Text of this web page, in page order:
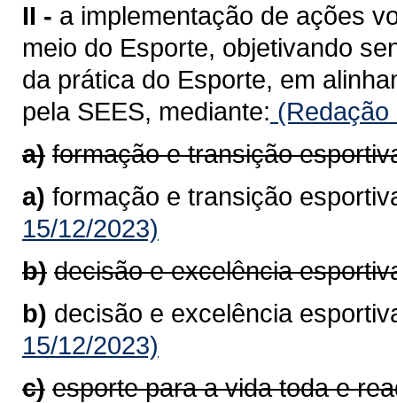
II - a implementação de ações
meio do Esporte, objetivando
da prática do Esporte, em
pela SEES, mediante: (Redação
a) formação e transição
a) formação e transição
15/12/2023)
b) decisão e excelência
b) decisão e excelência
15/12/2023)
c) esporte para a vida toda e